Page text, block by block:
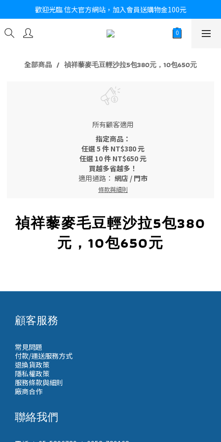
歡迎光臨 信大官方網站，加入會員送購物金100元
全部商品 禎祥藜麥毛豆輕沙拉5包380元，10包650元
所有顧客適用
指定商品：
任選 5 件 NT$380 元
任選 10 件 NT$650 元
買越多省越多！
適用通路： 網店 / 門市
條款與細則
禎祥藜麥毛豆輕沙拉5包380
元，10包650元
顧客服務
常見問題
付款/運送服務方式
退換貨政策
隱私權政策
服務條款與細則
廠商合作
聯絡我們